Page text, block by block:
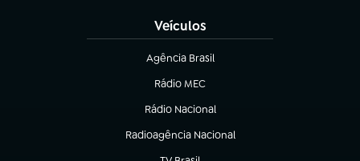
Veículos
Agência Brasil
(abre em nova aba)
Rádio MEC
(abre em nova aba)
Rádio Nacional
Radioagência Nacional
(abre em nova aba)